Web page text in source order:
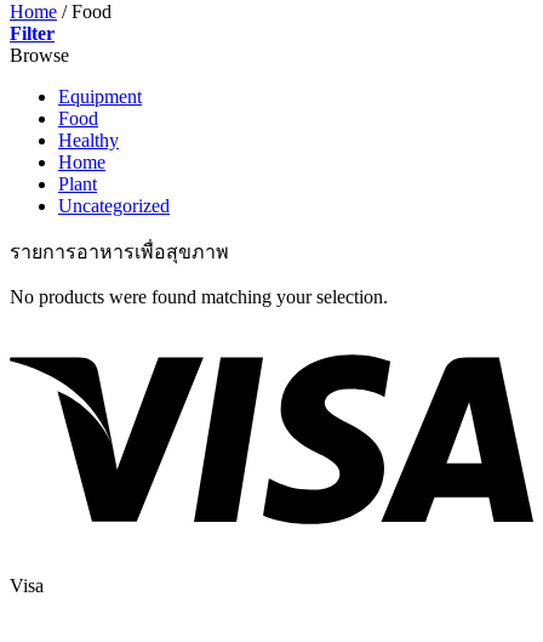
Home /Food
Filter
Browse
Equipment
Food
Healthy
Home
Plant
Uncategorized
รายการอาหารเพื่อสุขภาพ
No products were found matching your selection.
Visa